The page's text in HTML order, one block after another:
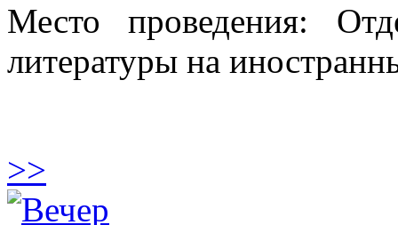
Место проведения:
литературы на
>>